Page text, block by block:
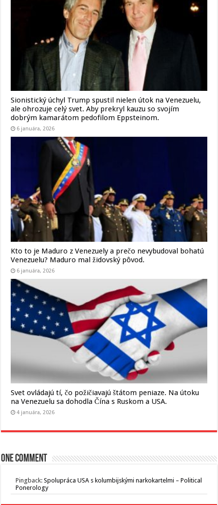
Sionistický úchyl Trump spustil nielen útok na Venezuelu,
ale ohrozuje celý svet. Aby prekryl kauzu so svojím
dobrým kamarátom pedofilom Eppsteinom.
6 januára, 2026
Kto to je Maduro z Venezuely a prečo nevybudoval bohatú
Venezuelu? Maduro mal židovský pôvod.
6 januára, 2026
Svet ovládajú tí, čo požičiavajú štátom peniaze. Na útoku
na Venezuelu sa dohodla Čína s Ruskom a USA.
4 januára, 2026
One comment
Pingback:Spolupráca USA s kolumbijskými narkokartelmi – Political
Ponerology